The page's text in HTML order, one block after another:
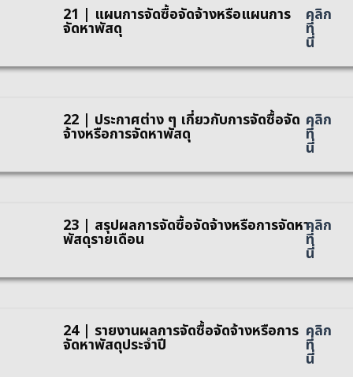
21 | แผนการจัดซื้อจัดจ้างหรือแผนการ
จัดหาพัสดุ
คลิก
ที่
นี่
22 | ประกาศต่าง ๆ เกี่ยวกับการจัดซื้อจัด
จ้างหรือการจัดหาพัสดุ
คลิก
ที่
นี่
23 | สรุปผลการจัดซื้อจัดจ้างหรือการจัดหา
พัสดุรายเดือน
คลิก
ที่
นี่
24 | รายงานผลการจัดซื้อจัดจ้างหรือการ
จัดหาพัสดุประจำปี
คลิก
ที่
นี่